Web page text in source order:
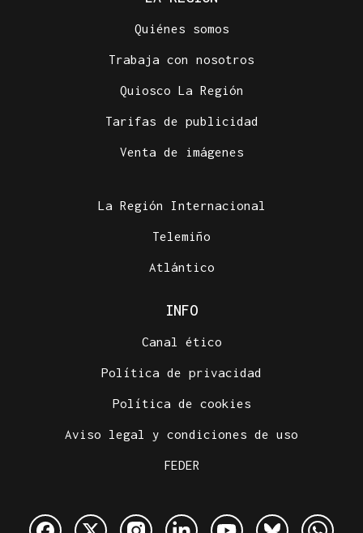
Quiénes somos
Trabaja con nosotros
Quiosco La Región
Tarifas de publicidad
Venta de imágenes
La Región Internacional
Telemiño
Atlántico
INFO
Canal ético
Política de privacidad
Política de cookies
Aviso legal y condiciones de uso
FEDER